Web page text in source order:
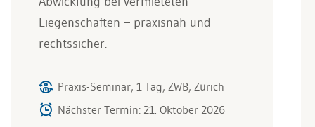
Liegenschaften – praxisnah und
rechtssicher.
Praxis-Seminar, 1 Tag, ZWB, Zürich
Nächster Termin: 21. Oktober 2026